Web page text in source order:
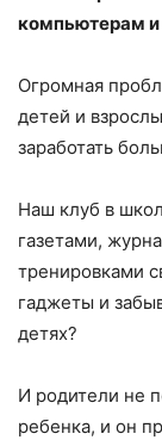
компьютерам и
Огромная
детей и
заработать
Наш клуб в
газетами,
тренировками
гаджеты и
детях?
И родители не
ребенка, и он